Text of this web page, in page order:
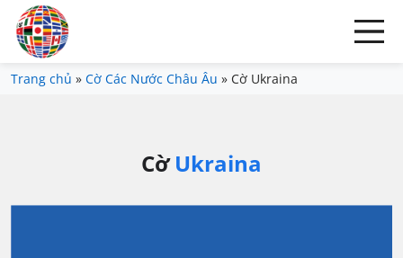
Trang chủ » Cờ Các Nước Châu Âu » Cờ Ukraina
CờUkraina